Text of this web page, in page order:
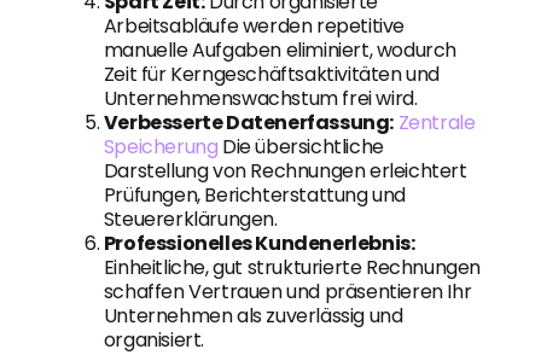
Arbeitsabläufe werden repetitive
manuelle Aufgaben eliminiert, wodurch
Zeit für Kerngeschäftsaktivitäten und
Unternehmenswachstum frei wird.
Verbesserte Datenerfassung: Zentrale
Speicherung Die übersichtliche
Darstellung von Rechnungen erleichtert
Prüfungen, Berichterstattung und
Steuererklärungen.
Professionelles Kundenerlebnis:
Einheitliche, gut strukturierte Rechnungen
schaffen Vertrauen und präsentieren Ihr
Unternehmen als zuverlässig und
organisiert.